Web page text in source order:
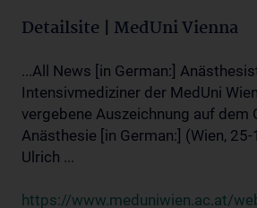
Detailsite | MedUni Vienna
...All News [in German:]
Intensivmediziner der MedUni
vergebene Auszeichnung auf dem
Anästhesie [in German:] (Wien,
Ulrich ...
https://www.meduniwien.ac.at/